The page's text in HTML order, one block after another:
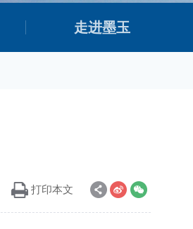
走进墨玉
打印本文